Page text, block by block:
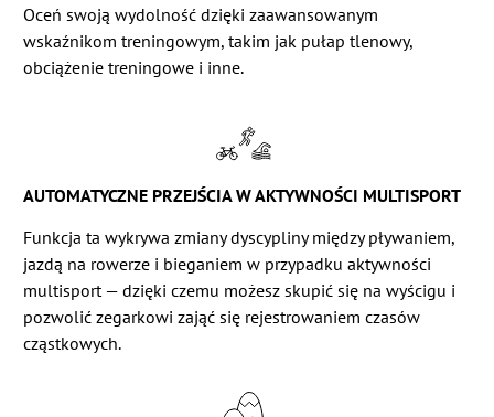
Oceń swoją wydolność dzięki zaawansowanym
wskaźnikom treningowym, takim jak pułap tlenowy,
obciążenie treningowe i inne.
AUTOMATYCZNE PRZEJŚCIA W AKTYWNOŚCI MULTISPORT
Funkcja ta wykrywa zmiany dyscypliny między pływaniem,
jazdą na rowerze i bieganiem w przypadku aktywności
multisport — dzięki czemu możesz skupić się na wyścigu i
pozwolić zegarkowi zająć się rejestrowaniem czasów
cząstkowych.